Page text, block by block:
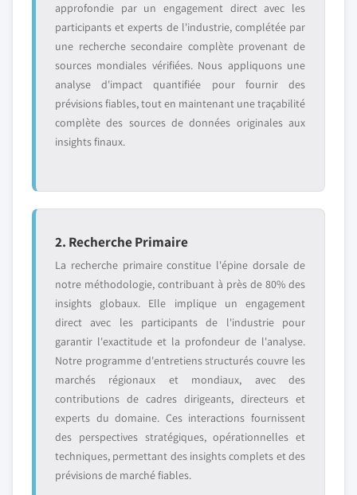
approfondie par un engagement direct avec les
participants et experts de l'industrie, complétée par
une recherche secondaire complète provenant de
sources mondiales vérifiées. Nous appliquons une
analyse d'impact quantifiée pour fournir des
prévisions fiables, tout en maintenant une traçabilité
complète des sources de données originales aux
insights finaux.
2. Recherche Primaire
La recherche primaire constitue l'épine dorsale de
notre méthodologie, contribuant à près de 80% des
insights globaux. Elle implique un engagement
direct avec les participants de l'industrie pour
garantir l'exactitude et la profondeur de l'analyse.
Notre programme d'entretiens structurés couvre les
marchés régionaux et mondiaux, avec des
contributions de cadres dirigeants, directeurs et
experts du domaine. Ces interactions fournissent
des perspectives stratégiques, opérationnelles et
techniques, permettant des insights complets et des
prévisions de marché fiables.